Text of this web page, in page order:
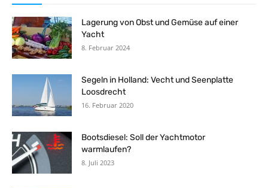
Lagerung von Obst und Gemüse auf einer
Yacht
8. Februar 2024
Segeln in Holland: Vecht und Seenplatte
Loosdrecht
16. Februar 2020
Bootsdiesel: Soll der Yachtmotor
warmlaufen?
8. Juli 2023